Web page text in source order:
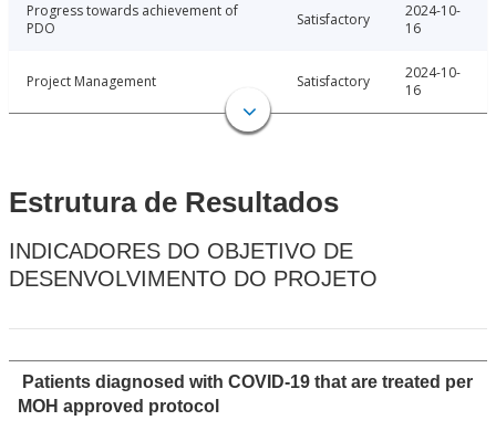
Progress towards achievement of
PDO
Satisfactory
2024-10-
16
Project Management Satisfactory
2024-10-
16
Estrutura de Resultados
INDICADORES DO OBJETIVO DE
DESENVOLVIMENTO DO PROJETO
Patients diagnosed with COVID-19 that are treated per
MOH approved protocol